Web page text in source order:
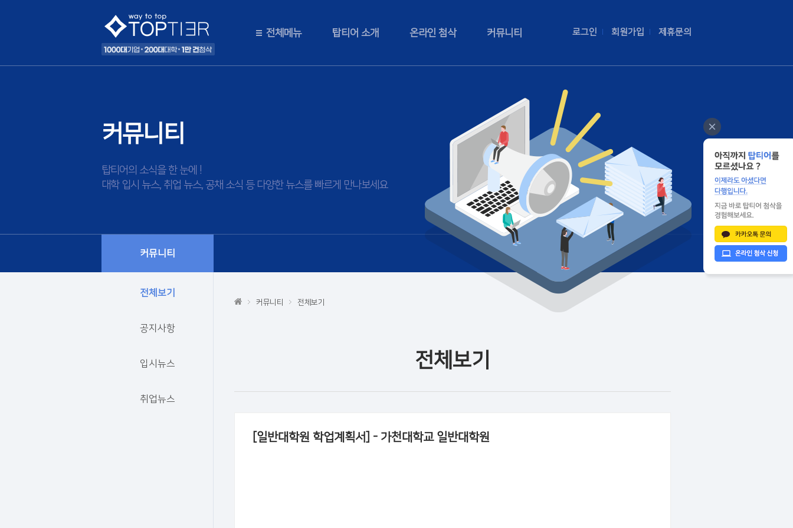
전체메뉴 탑티어 소개 온라인 첨삭 커뮤니티 로그인 회원가입 제휴문의
커뮤니티
탑티어의 소식을 한 눈에 !
대학 입시 뉴스, 취업 뉴스, 공채 소식 등 다양한 뉴스를 빠르게 만나보세요
커뮤니티
전체보기
공지사항
입시뉴스
취업뉴스
커뮤니티 전체보기
전체보기
[일반대학원 학업계획서] - 가천대학교 일반대학원